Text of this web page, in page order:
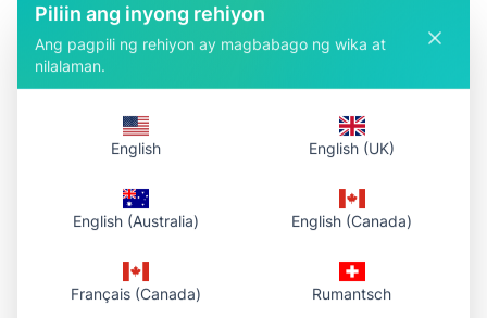
Mas kapansin-pansing visual para sa post,
story at ad. Transparent na cutout sa anumang
template.
Libre at AI – walang signup, walang
watermark; lokal na pagproseso sa browser,
walang limit sa paggamit ng tool na ito
Piliin ang inyong rehiyon
Ang pagpili ng rehiyon ay magbabago ng wika at
nilalaman.
English English (UK)
English (Australia) English (Canada)
Français (Canada) Rumantsch